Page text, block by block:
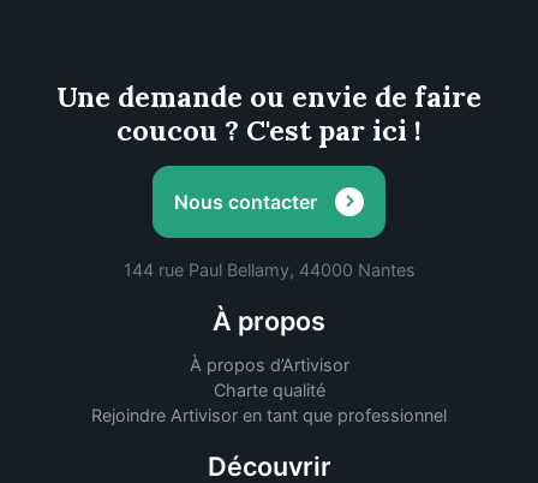
Une demande ou envie de faire
coucou ? C'est par ici !
Nous contacter
144 rue Paul Bellamy, 44000 Nantes
À propos
À propos d’Artivisor
Charte qualité
Rejoindre Artivisor en tant que professionnel
Découvrir